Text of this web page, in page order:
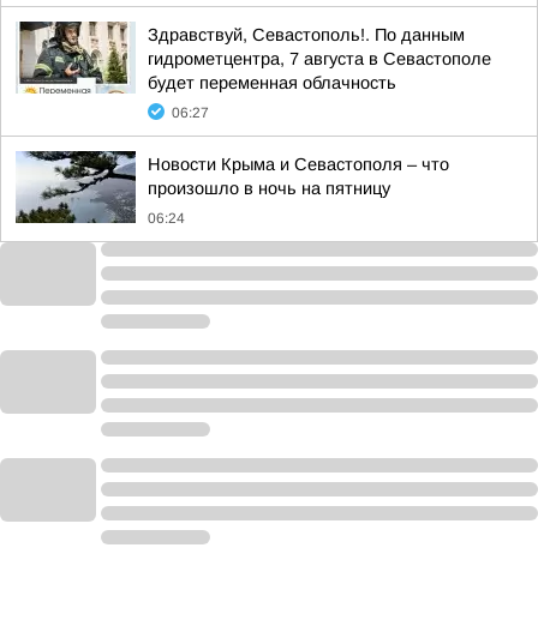
Здравствуй, Севастополь!. По данным
гидрометцентра, 7 августа в Севастополе
будет переменная облачность
06:27
Новости Крыма и Севастополя – что
произошло в ночь на пятницу
06:24